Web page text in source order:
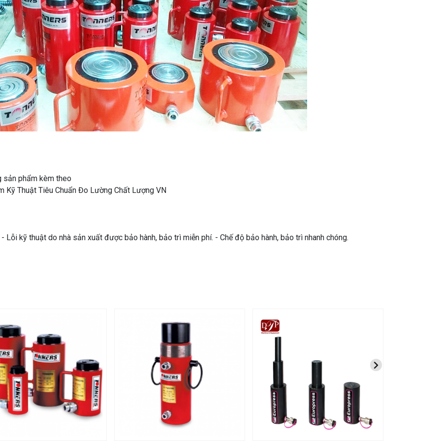
sản phẩm kèm theo
Kỹ Thuật Tiêu Chuẩn Đo Lường Chất Lượng VN
kỹ thuật do nhà sản xuất được bảo hành, bảo trì miễn phí. - Chế độ bảo hành, bảo trì nhanh chóng.